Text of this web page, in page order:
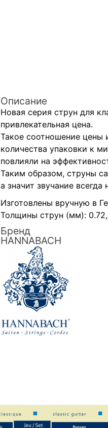
Описание
Новая серия струн для
привлекательная цена.
Такое соотношение цены
количества упаковки к
повлияли на
Таким образом, струны
а значит звучание
Изготовлены вручную в
Толщины струн (мм): 0.72,
Бренд
HANNABACH